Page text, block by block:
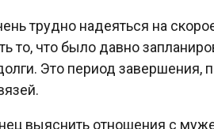
трудно надеяться на
то, что было давно
Это период завершения,
выяснить отношения с